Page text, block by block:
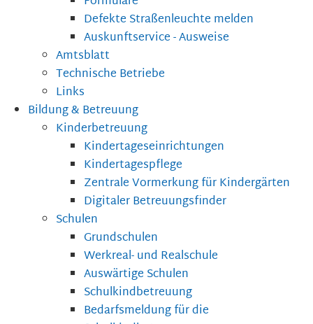
Defekte Straßenleuchte melden
Auskunftservice - Ausweise
Amtsblatt
Technische Betriebe
Links
Bildung & Betreuung
Kinderbetreuung
Kindertageseinrichtungen
Kindertagespflege
Zentrale Vormerkung für Kindergärten
Digitaler Betreuungsfinder
Schulen
Grundschulen
Werkreal- und Realschule
Auswärtige Schulen
Schulkindbetreuung
Bedarfsmeldung für die